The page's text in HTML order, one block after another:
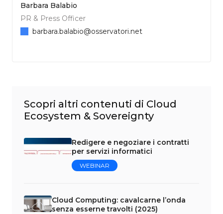
Barbara Balabio
PR & Press Officer
barbara.balabio@osservatori.net
Scopri altri contenuti di Cloud
Ecosystem & Sovereignty
Redigere e negoziare i contratti
per servizi informatici
WEBINAR
Cloud Computing: cavalcarne l’onda
senza esserne travolti (2025)